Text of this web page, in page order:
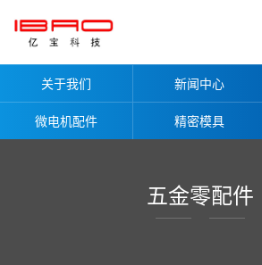
关于我们 新闻中心
微电机配件 精密模具
五金零配件
产品导航
塑料零配件
五金零配件